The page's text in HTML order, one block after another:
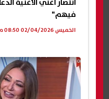
انتصار اغني الأغنية
فيهم"
الخميس 02/04/2026 08:50 م